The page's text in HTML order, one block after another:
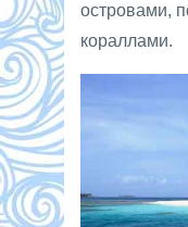
островами,
кораллами.